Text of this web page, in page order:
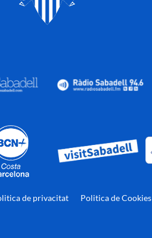
de privacitat Politica de Cookies